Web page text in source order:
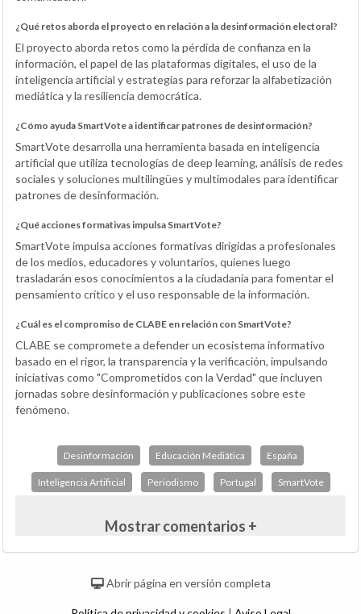
¿Qué retos aborda el proyecto en relación a la desinformación electoral?
El proyecto aborda retos como la pérdida de confianza en la
información, el papel de las plataformas digitales, el uso de la
inteligencia artificial y estrategias para reforzar la alfabetización
mediática y la resiliencia democrática.
¿Cómo ayuda SmartVote a identificar patrones de desinformación?
SmartVote desarrolla una herramienta basada en inteligencia
artificial que utiliza tecnologías de deep learning, análisis de redes
sociales y soluciones multilingües y multimodales para identificar
patrones de desinformación.
¿Qué acciones formativas impulsa SmartVote?
SmartVote impulsa acciones formativas dirigidas a profesionales
de los medios, educadores y voluntarios, quienes luego
trasladarán esos conocimientos a la ciudadanía para fomentar el
pensamiento crítico y el uso responsable de la información.
¿Cuál es el compromiso de CLABE en relación con SmartVote?
CLABE se compromete a defender un ecosistema informativo
basado en el rigor, la transparencia y la verificación, impulsando
iniciativas como "Comprometidos con la Verdad" que incluyen
jornadas sobre desinformación y publicaciones sobre este
fenómeno.
Desinformación Educación Mediática España
Inteligencia Artificial Periodismo Portugal SmartVote
Mostrar comentarios +
Abrir página en versión completa